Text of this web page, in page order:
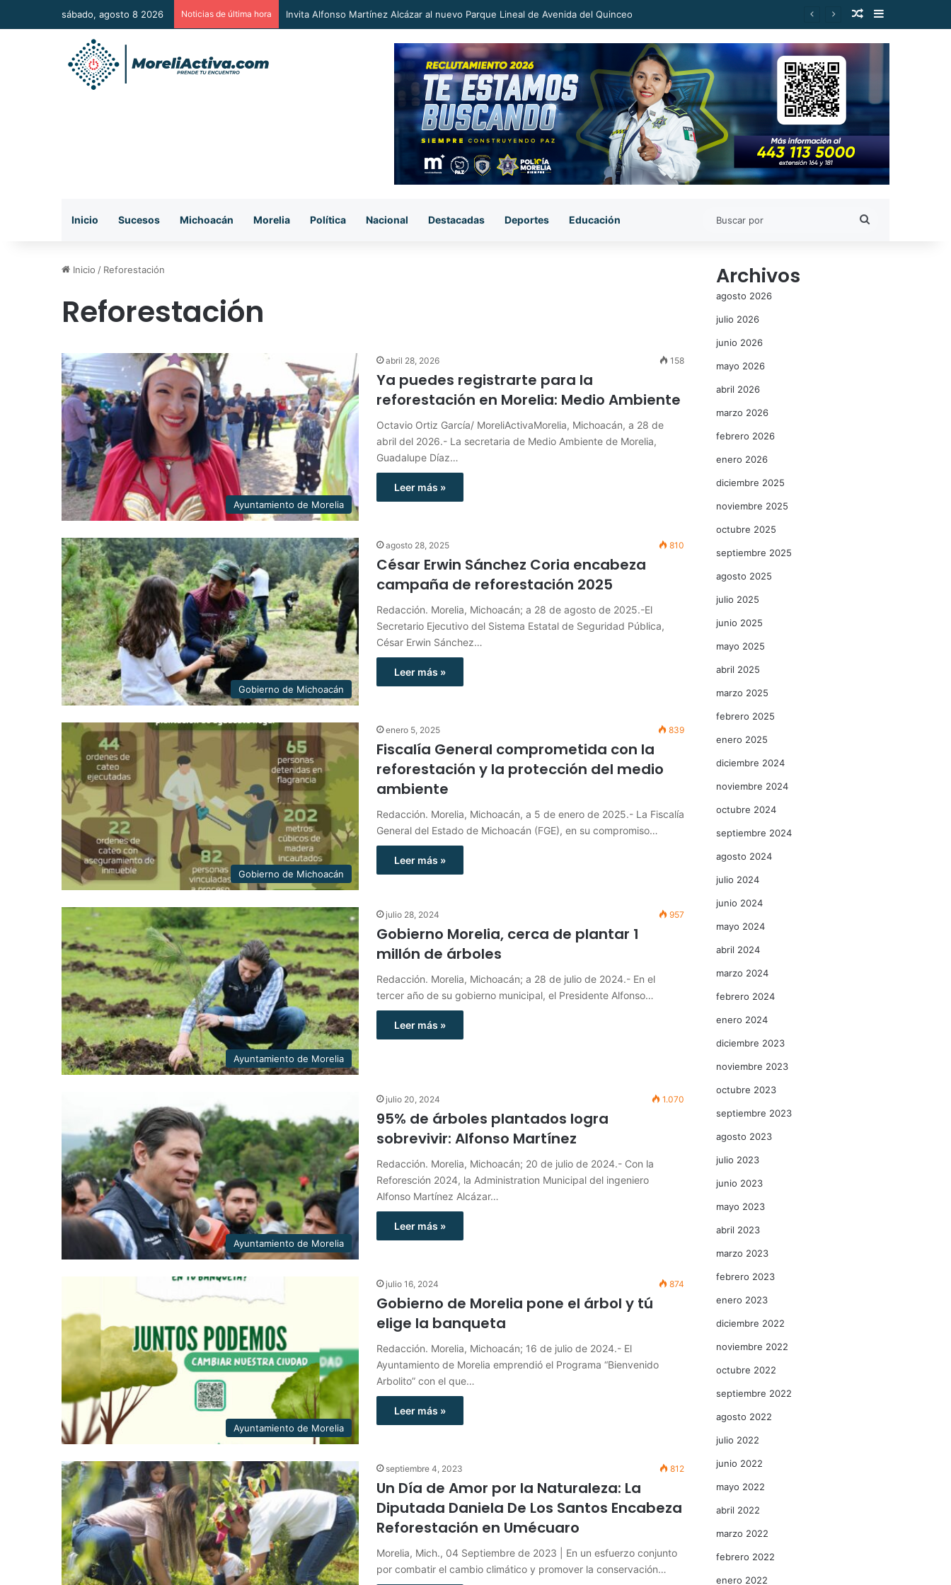
sábado, agosto 8 2026 Noticias de última hora Vinculan a proceso al «R1» por homicidio del ex alcalde Carlos Manzo Publicación al
Barra lateral
Inicio Sucesos Michoacán Morelia Política Nacional Destacadas Deportes Educación
Inicio / Reforestación
Reforestación
Ayuntamiento de Morelia
abril 28, 2026 158
Ya puedes registrarte para la
reforestación en Morelia: Medio Ambiente
Octavio Ortiz García/ MoreliActivaMorelia, Michoacán, a 28 de
abril del 2026.- La secretaria de Medio Ambiente de Morelia,
Guadalupe Díaz…
Leer más »
Gobierno de Michoacán
agosto 28, 2025 810
César Erwin Sánchez Coria encabeza
campaña de reforestación 2025
Redacción. Morelia, Michoacán; a 28 de agosto de 2025.-El
Secretario Ejecutivo del Sistema Estatal de Seguridad Pública,
César Erwin Sánchez…
Leer más »
Gobierno de Michoacán
enero 5, 2025 839
Fiscalía General comprometida con la
reforestación y la protección del medio
ambiente
Redacción. Morelia, Michoacán, a 5 de enero de 2025.- La Fiscalía
General del Estado de Michoacán (FGE), en su compromiso…
Leer más »
Ayuntamiento de Morelia
julio 28, 2024 957
Gobierno Morelia, cerca de plantar 1
millón de árboles
Redacción. Morelia, Michoacán; a 28 de julio de 2024.- En el
tercer año de su gobierno municipal, el Presidente Alfonso…
Leer más »
Ayuntamiento de Morelia
julio 20, 2024 1.070
95% de árboles plantados logra
sobrevivir: Alfonso Martínez
Redacción. Morelia, Michoacán; 20 de julio de 2024.- Con la
Reforesción 2024, la Administration Municipal del ingeniero
Alfonso Martínez Alcázar…
Leer más »
Ayuntamiento de Morelia
julio 16, 2024 874
Gobierno de Morelia pone el árbol y tú
elige la banqueta
Redacción. Morelia, Michoacán; 16 de julio de 2024.- El
Ayuntamiento de Morelia emprendió el Programa “Bienvenido
Arbolito” con el que…
Leer más »
septiembre 4, 2023 812
Un Día de Amor por la Naturaleza: La
Diputada Daniela De Los Santos Encabeza
Reforestación en Umécuaro
Morelia, Mich., 04 Septiembre de 2023 | En un esfuerzo conjunto
por combatir el cambio climático y promover la conservación…
Archivos
agosto 2026
julio 2026
junio 2026
mayo 2026
abril 2026
marzo 2026
febrero 2026
enero 2026
diciembre 2025
noviembre 2025
octubre 2025
septiembre 2025
agosto 2025
julio 2025
junio 2025
mayo 2025
abril 2025
marzo 2025
febrero 2025
enero 2025
diciembre 2024
noviembre 2024
octubre 2024
septiembre 2024
agosto 2024
julio 2024
junio 2024
mayo 2024
abril 2024
marzo 2024
febrero 2024
enero 2024
diciembre 2023
noviembre 2023
octubre 2023
septiembre 2023
agosto 2023
julio 2023
junio 2023
mayo 2023
abril 2023
marzo 2023
febrero 2023
enero 2023
diciembre 2022
noviembre 2022
octubre 2022
septiembre 2022
agosto 2022
julio 2022
junio 2022
mayo 2022
abril 2022
marzo 2022
febrero 2022
enero 2022